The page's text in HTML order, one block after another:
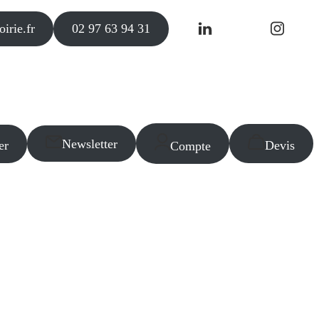
02 97 63 94 31
Newsletter Compte Devis